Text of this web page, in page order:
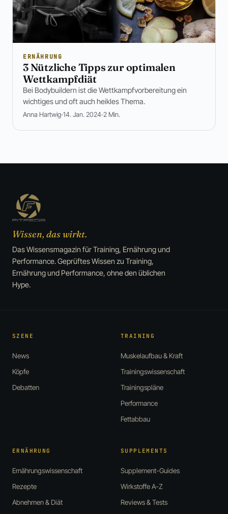
ERNÄHRUNG
3 Nützliche Tipps zur optimalen
Wettkampfdiät
Bei Bodybuildern ist die Wettkampfvorbereitung ein
wichtiges und oft auch heikles Thema.
Anna Hartwig 14. Jan. 2024 2 Min.
Wissen, das wirkt.
Das Wissensmagazin für Training, Ernährung und
Performance. Geprüftes Wissen zu Training,
Ernährung und Performance, ohne den üblichen
Hype.
SZENE
News
Köpfe
Debatten
TRAINING
Muskelaufbau & Kraft
Trainingswissenschaft
Trainingspläne
Performance
Fettabbau
ERNÄHRUNG
Ernährungswissenschaft
Rezepte
Abnehmen & Diät
SUPPLEMENTS
Supplement-Guides
Wirkstoffe A-Z
Reviews & Tests